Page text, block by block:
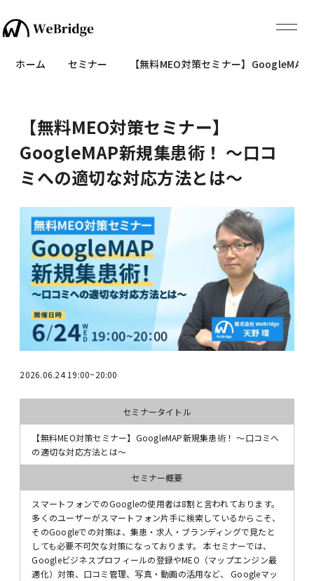
ホーム セミナー 【無料MEO対策セミナー】
【無料MEO対策セミナー】
GoogleMAP新規集患術！ ～口コ
ミへの適切な対応方法とは～
2026.06.24 19:00~20:00
セミナータイトル
【無料MEO対策セミナー】GoogleMAP新規集患術！ ～口コミへ
の適切な対応方法とは～
セミナー概要
スマートフォンでのGoogleの使用者は8割と言われております。
多くのユーザーがスマートフォン片手に検索しているからこそ、
そのGoogleでの対策は、集患・求人・ブランディングで見たと
しても必要不可欠な対策になっております。 本セミナーでは、
Googleビジネスプロフィールの登録やMEO（マップエンジン最
適化）対策、口コミ管理、写真・動画の活用など、 Googleマッ